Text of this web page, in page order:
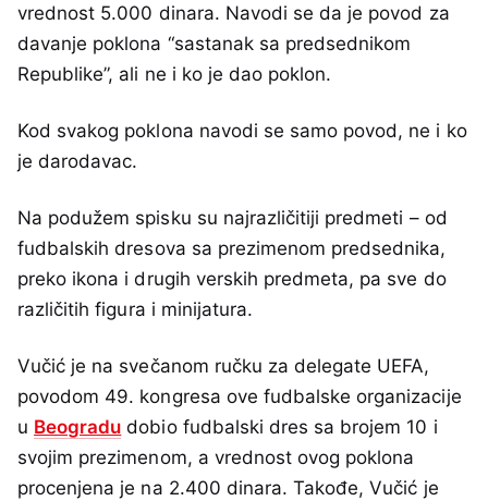
vrednost 5.000 dinara. Navodi se da je povod za
davanje poklona “sastanak sa predsednikom
Republike”, ali ne i ko je dao poklon.
Kod svakog poklona navodi se samo povod, ne i ko
je darodavac.
Na podužem spisku su najrazličitiji predmeti – od
fudbalskih dresova sa prezimenom predsednika,
preko ikona i drugih verskih predmeta, pa sve do
različitih figura i minijatura.
Vučić je na svečanom ručku za delegate UEFA,
povodom 49. kongresa ove fudbalske organizacije
u Beogradu dobio fudbalski dres sa brojem 10 i
svojim prezimenom, a vrednost ovog poklona
procenjena je na 2.400 dinara. Takođe, Vučić je